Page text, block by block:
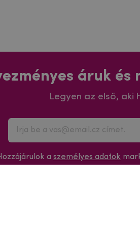
áruk és
Legyen az első, aki
a személyes adatok